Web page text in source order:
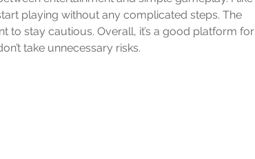
playing without any complicated steps. The
to stay cautious. Overall, it’s a good platform for
take unnecessary risks.